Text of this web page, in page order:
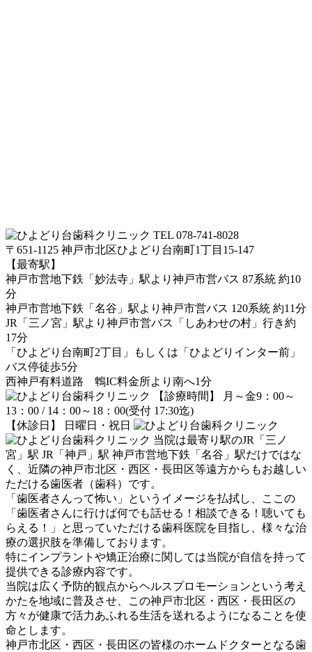
TEL 078-741-8028
〒651-1125 神戸市北区ひよどり台南町1丁目15-147
【最寄駅】
神戸市営地下鉄「妙法寺」駅より神戸市営バス 87系統 約10
分
神戸市営地下鉄「名谷」駅より神戸市営バス 120系統 約11分
JR「三ノ宮」駅より神戸市営バス「しあわせの村」行き約
17分
「ひよどり台南町2丁目」もしくは「ひよどりインター前」
バス停徒歩5分
西神戸有料道路 鵯IC料金所より南へ1分
【診療時間】 月～金9：00～
13：00 / 14：00～18：00(受付 17:30迄)
【休診日】 日曜日・祝日
当院は最寄り駅のJR「三ノ
宮」駅 JR「神戸」駅 神戸市営地下鉄「名谷」駅だけではな
く、近隣の神戸市北区・西区・長田区等遠方からもお越しい
ただける歯医者（歯科）です。
「歯医者さんって怖い」というイメージを払拭し、ここの
「歯医者さんに行けば何でも話せる！相談できる！聴いても
らえる！」と思っていただける歯科医院を目指し、様々な治
療の選択肢を準備しております。
特にインプラントや矯正治療に関しては当院が自信を持って
提供できる診療内容です。
当院は広く予防的観点からヘルスプロモーションという考え
かたを地域に普及させ、この神戸市北区・西区・長田区の
方々が健康で活力あふれる生活を送れるようになることを使
命とします。
神戸市北区・西区・長田区の皆様のホームドクターとなる歯